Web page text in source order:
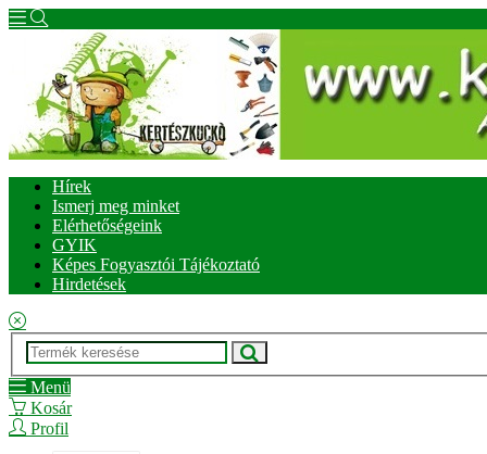
Hírek
Ismerj meg minket
Elérhetőségeink
GYIK
Képes Fogyasztói Tájékoztató
Hirdetések
Menü
Kosár
Profil